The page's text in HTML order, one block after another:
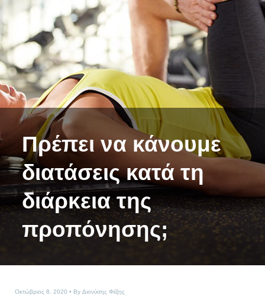
Πρέπει να κάνουμε
διατάσεις κατά τη
διάρκεια της
προπόνησης;
Οκτώβριος 8, 2020 By Διονύσης Φέξης